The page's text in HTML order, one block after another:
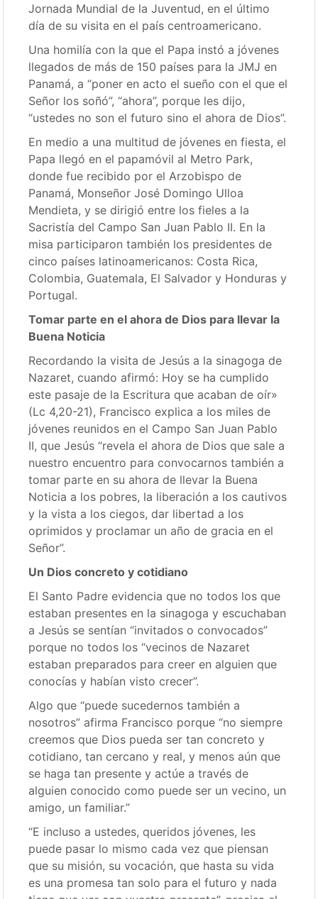
Jornada Mundial de la Juventud, en el último
día de su visita en el país centroamericano.
Una homilía con la que el Papa instó a jóvenes
llegados de más de 150 países para la JMJ en
Panamá, a “poner en acto el sueño con el que el
Señor los soñó”, “ahora”, porque les dijo,
“ustedes no son el futuro sino el ahora de Dios”.
En medio a una multitud de jóvenes en fiesta, el
Papa llegó en el papamóvil al Metro Park,
donde fue recibido por el Arzobispo de
Panamá, Monseñor José Domingo Ulloa
Mendieta, y se dirigió entre los fieles a la
Sacristía del Campo San Juan Pablo II. En la
misa participaron también los presidentes de
cinco países latinoamericanos: Costa Rica,
Colombia, Guatemala, El Salvador y Honduras y
Portugal.
Tomar parte en el ahora de Dios para llevar la
Buena Noticia
Recordando la visita de Jesús a la sinagoga de
Nazaret, cuando afirmó: Hoy se ha cumplido
este pasaje de la Escritura que acaban de oír»
(Lc 4,20-21), Francisco explica a los miles de
jóvenes reunidos en el Campo San Juan Pablo
II, que Jesús “revela el ahora de Dios que sale a
nuestro encuentro para convocarnos también a
tomar parte en su ahora de llevar la Buena
Noticia a los pobres, la liberación a los cautivos
y la vista a los ciegos, dar libertad a los
oprimidos y proclamar un año de gracia en el
Señor”.
Un Dios concreto y cotidiano
El Santo Padre evidencia que no todos los que
estaban presentes en la sinagoga y escuchaban
a Jesús se sentían “invitados o convocados”
porque no todos los “vecinos de Nazaret
estaban preparados para creer en alguien que
conocías y habían visto crecer”.
Algo que “puede sucedernos también a
nosotros” afirma Francisco porque “no siempre
creemos que Dios pueda ser tan concreto y
cotidiano, tan cercano y real, y menos aún que
se haga tan presente y actúe a través de
alguien conocido como puede ser un vecino, un
amigo, un familiar.”
“E incluso a ustedes, queridos jóvenes, les
puede pasar lo mismo cada vez que piensan
que su misión, su vocación, que hasta su vida
es una promesa tan solo para el futuro y nada